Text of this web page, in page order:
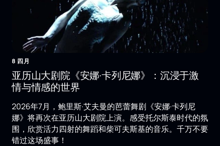
8 四月
亚历山大剧院《安娜·卡列尼娜》：沉浸于激
情与情感的世界
2026年7月，鲍里斯·艾夫曼的芭蕾舞剧《安娜·卡列尼
娜》将再次在亚历山大剧院上演。感受托尔斯泰时代的氛
围，欣赏活力四射的舞蹈和柴可夫斯基的音乐。千万不要
错过这场盛事！